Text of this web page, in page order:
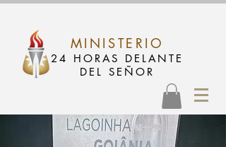
MINISTERIO
24 HORAS DELANTE
DEL SEÑOR